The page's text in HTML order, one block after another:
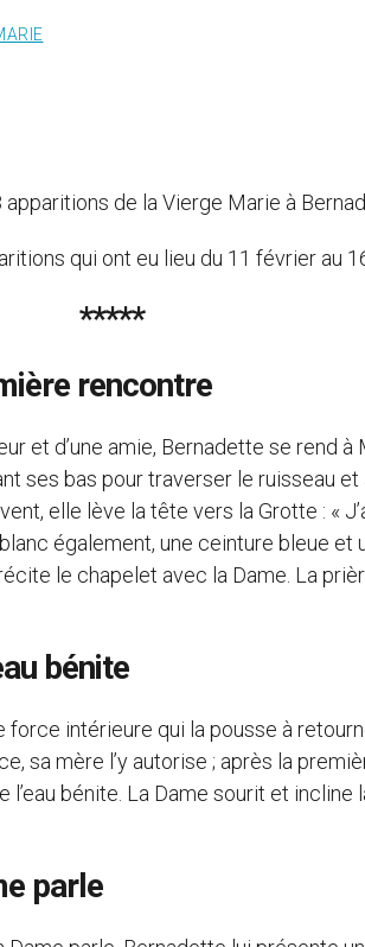
de la Vierge Marie à
qui ont eu lieu du 11 février au
*****
rencontre
et d’une amie, Bernadette se rend à
ses bas pour traverser le ruisseau et
elle lève la tête vers la Grotte : «
également, une ceinture bleue et
le chapelet avec la Dame. La
bénite
intérieure qui la pousse à
sa mère l’y autorise ; après la
bénite. La Dame sourit et
parle